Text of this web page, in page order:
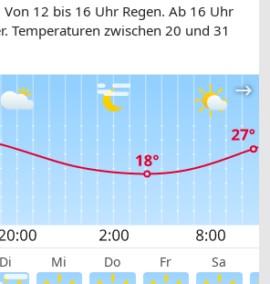
12 bis 16 Uhr Regen. Ab 16 Uhr
Temperaturen zwischen 20 und 31
Di Mi Do Fr Sa